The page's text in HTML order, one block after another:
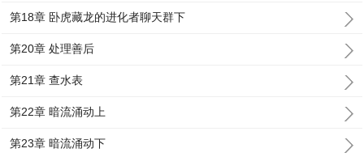
第18章 卧虎藏龙的进化者聊天群下
第20章 处理善后
第21章 查水表
第22章 暗流涌动上
第23章 暗流涌动下